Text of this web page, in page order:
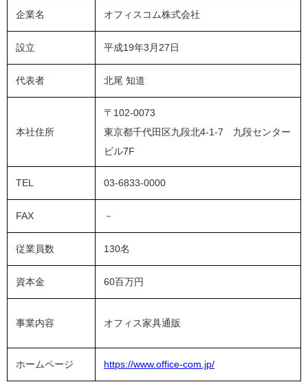
企業名 オフィスコム株式会社
設立 平成19年3月27日
代表者 北尾 知道
本社住所
〒102-0073
東京都千代田区九段北4-1-7 九段センター
ビル7F
TEL 03-6833-0000
FAX －
従業員数 130名
資本金 60百万円
事業内容 オフィス家具通販
ホームページ https://www.office-com.jp/